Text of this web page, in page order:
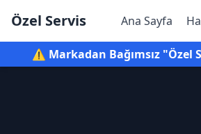
Özel Servis Ana Sayfa
⚠️ Markadan Bağımsız "Özel